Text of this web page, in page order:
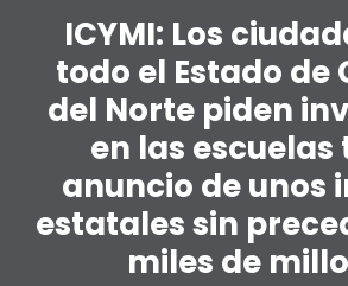
ICYMI: Los
todo el Estado de
del Norte piden
en las escuelas
anuncio de unos
estatales sin
miles de